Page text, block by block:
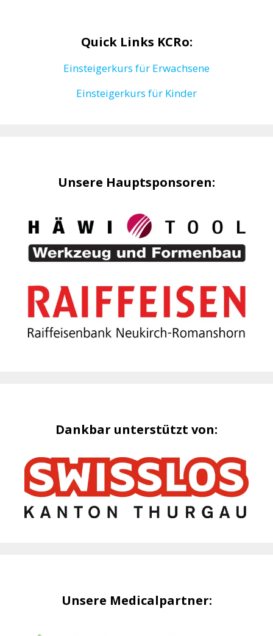
Quick Links KCRo:
Einsteigerkurs für Erwachsene
Einsteigerkurs für Kinder
Unsere Hauptsponsoren:
Dankbar unterstützt von:
Unsere Medicalpartner: